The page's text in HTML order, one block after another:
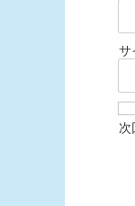
サ
次